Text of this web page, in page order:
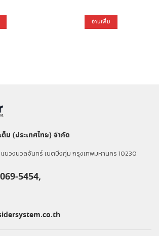
อ่านเพิ่ม
ม (ประเทศไทย) จำกัด
ขวงนวลจันทร์ เขตบึงกุ่ม กรุงเทพมหานคร 10230
5454,